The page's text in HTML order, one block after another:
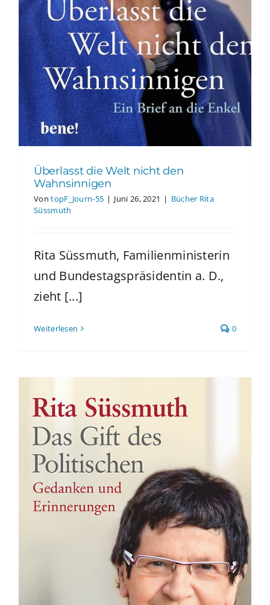
Überlasst die Welt nicht den
Wahnsinnigen
VontopF_Journ-55 | Juni 26, 2021 | Bücher Rita
Süssmuth
Rita Süssmuth, Familienministerin
und Bundestagspräsidentin a. D.,
zieht [...]
Weiterlesen 0